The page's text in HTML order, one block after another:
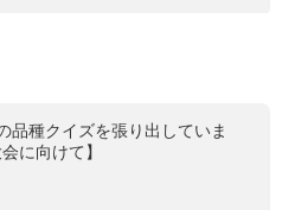
品種クイズを張り出していま
に向けて】